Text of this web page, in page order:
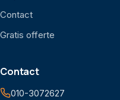
Contact
Gratis offerte
Contact
010-3072627